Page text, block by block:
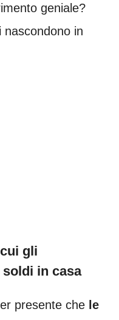
geniale?
nascondono in
gli
in casa
presente che le